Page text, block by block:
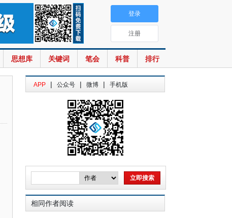
思想库 关键词 笔会 科普 排行
登录
注册
APP | 公众号 | 微博 | 手机版
相同作者阅读